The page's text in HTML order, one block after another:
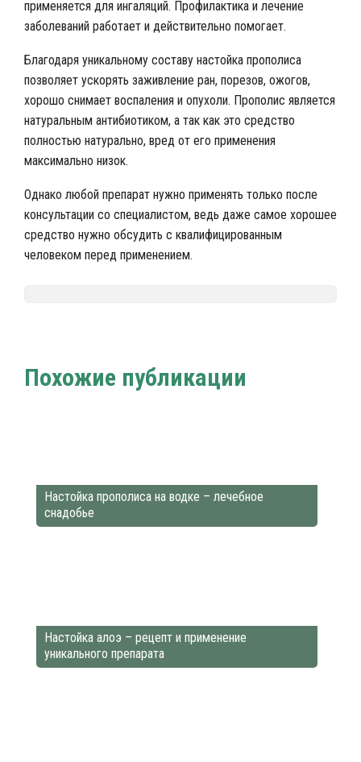
применяется для ингаляций. Профилактика и лечение
заболеваний работает и действительно помогает.
Благодаря уникальному составу настойка прополиса
позволяет ускорять заживление ран, порезов, ожогов,
хорошо снимает воспаления и опухоли. Прополис является
натуральным антибиотиком, а так как это средство
полностью натурально, вред от его применения
максимально низок.
Однако любой препарат нужно применять только после
консультации со специалистом, ведь даже самое хорошее
средство нужно обсудить с квалифицированным
человеком перед применением.
Похожие публикации
Настойка прополиса на водке – лечебное
снадобье
Настойка алоэ – рецепт и применение
уникального препарата